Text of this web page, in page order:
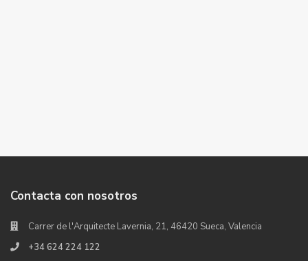
Contacta con nosotros
Carrer de l'Arquitecte Lavernia, 21, 46420 Sueca, Valencia
+34 624 224 122